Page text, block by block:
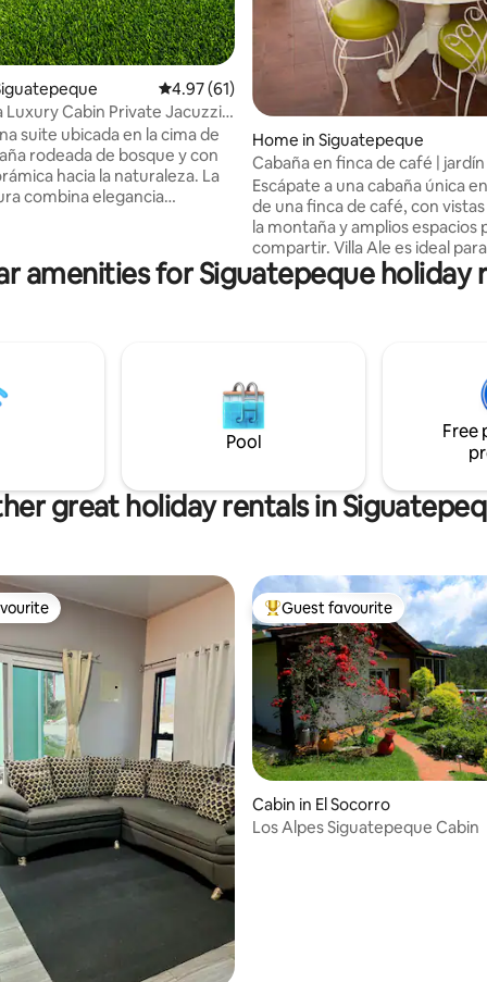
4.97 out of 5 average rating, 61 reviews
4.97 (61)
Luxury Cabin Private Jacuzzi
suite ubicada en la cima de
rodeada de bosque y con
hacia la naturaleza. La
combina elegancia
que permiten que el paisaje
Suite de lujo y
en un lienzo vivo desde cada
casa
Home in Siguatepeque
Cabaña en finca de café |
montaña
Escápate a una cabaña única
de una finca de café, con
la montaña y amplios espacios
compartir. Villa Ale es ideal para: Familias
que buscan tranquilidad
especiales y reuniones
habitaciones amplias, ideales
cómodamente a 10 huéspedes.
espacio que equilibra la
distinción.🏡
amenities for Siguatepeque holiday
Pool
Free
great holiday rentals in
Top guest favourite
Guest favourite
Cabin in El Socorro
Los Alpes Siguatepeque Cabin